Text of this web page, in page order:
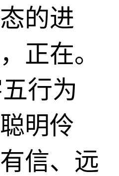
的进
正在。
行为
明伶
信、远